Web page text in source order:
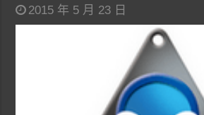
2015 年 5 月 23 日